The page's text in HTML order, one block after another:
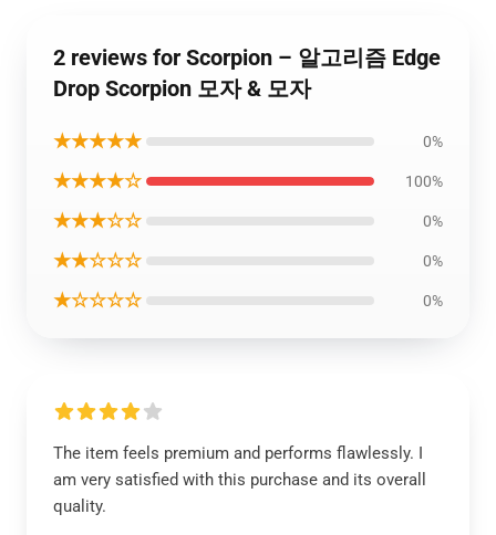
2 reviews for Scorpion – 알고리즘 Edge
Drop Scorpion 모자 & 모자
★★★★★ 0%
★★★★☆ 100%
★★★☆☆ 0%
★★☆☆☆ 0%
★☆☆☆☆ 0%
The item feels premium and performs flawlessly. I
am very satisfied with this purchase and its overall
quality.